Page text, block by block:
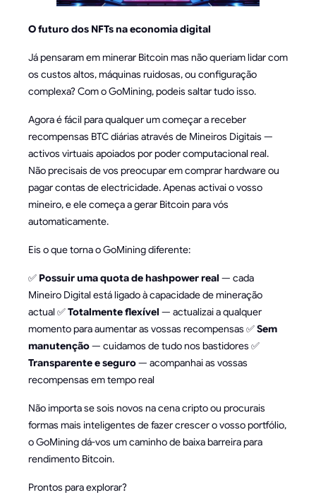
O futuro dos NFTs na economia digital
Já pensaram em minerar Bitcoin mas não queriam lidar com
os custos altos, máquinas ruidosas, ou configuração
complexa? Com o GoMining, podeis saltar tudo isso.
Agora é fácil para qualquer um começar a receber
recompensas BTC diárias através de Mineiros Digitais —
activos virtuais apoiados por poder computacional real.
Não precisais de vos preocupar em comprar hardware ou
pagar contas de electricidade. Apenas activai o vosso
mineiro, e ele começa a gerar Bitcoin para vós
automaticamente.
Eis o que torna o GoMining diferente:
✅ Possuir uma quota de hashpower real — cada
Mineiro Digital está ligado à capacidade de mineração
actual ✅Totalmente flexível — actualizai a qualquer
momento para aumentar as vossas recompensas ✅Sem
manutenção— cuidamos de tudo nos bastidores ✅
Transparente e seguro— acompanhai as vossas
recompensas em tempo real
Não importa se sois novos na cena cripto ou procurais
formas mais inteligentes de fazer crescer o vosso portfólio,
o GoMining dá-vos um caminho de baixa barreira para
rendimento Bitcoin.
Prontos para explorar?